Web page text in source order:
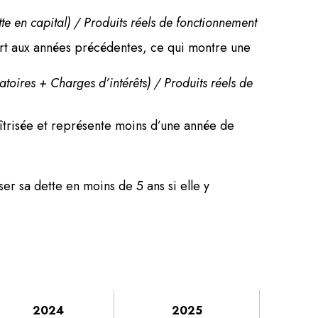
en capital) / Produits réels de fonctionnement
années précédentes, ce qui montre une
+ Charges d’intérêts) / Produits réels de
et représente moins d’une année de
sa dette en moins de 5 ans si elle y
2024 2025